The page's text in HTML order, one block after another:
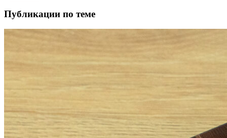
Публикации по теме